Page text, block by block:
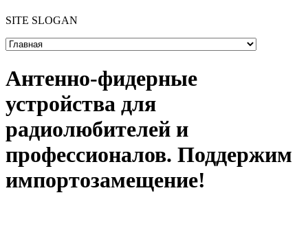
SITE SLOGAN
Антенно-фидерные
устройства для
радиолюбителей и
профессионалов. Поддержим
импортозамещение!